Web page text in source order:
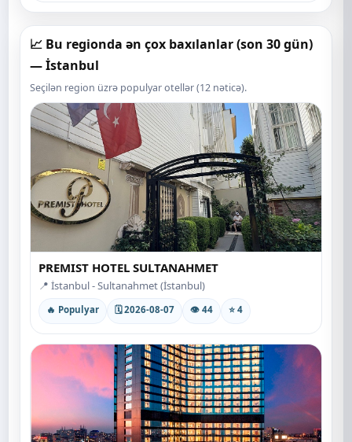
📈 Bu regionda ən çox baxılanlar (son 30 gün)
— İstanbul
Seçilən region üzrə populyar otellər (12 nəticə).
PREMIST HOTEL SULTANAHMET
📍 İstanbul - Sultanahmet (İstanbul)
🔥 Populyar 🗓 2026-08-07 👁 44 ⭐ 4